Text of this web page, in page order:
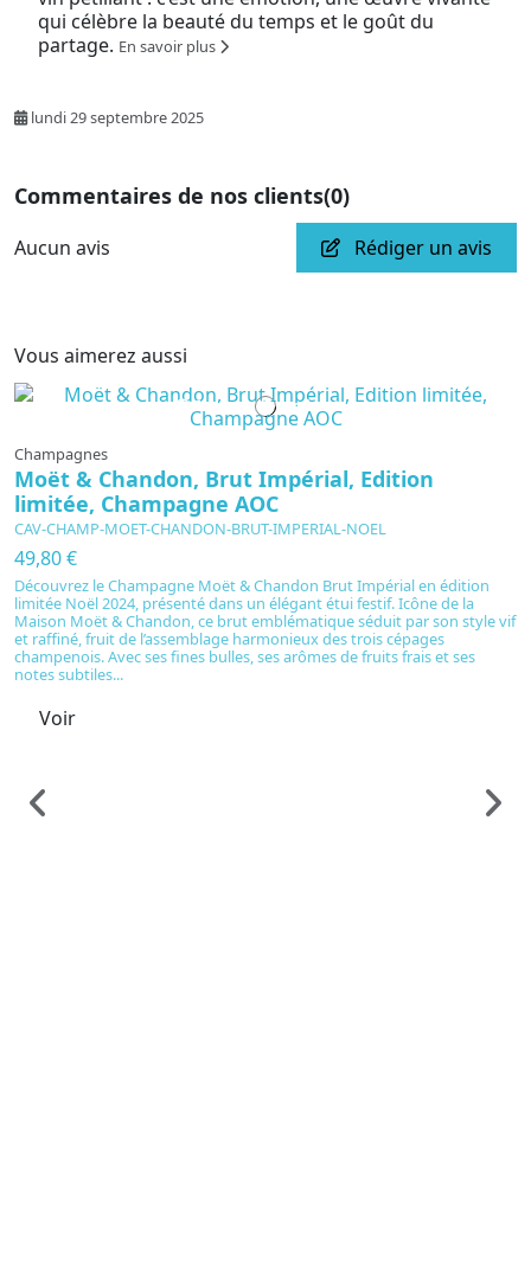
qui célèbre la beauté du temps et le goût du
partage. En savoir plus
lundi 29 septembre 2025
Commentaires de nos clients(0)
Aucun avis Rédiger un avis
Vous aimerez aussi
En cours de production
Champagnes
Moët & Chandon, Brut Impérial, Edition
limitée, Champagne AOC
CAV-CHAMP-MOET-CHANDON-BRUT-IMPERIAL-NOEL
49,80 €
Découvrez le Champagne Moët & Chandon Brut Impérial en édition
limitée Noël 2024, présenté dans un élégant étui festif. Icône de la
Maison Moët & Chandon, ce brut emblématique séduit par son style vif
et raffiné, fruit de l’assemblage harmonieux des trois cépages
champenois. Avec ses fines bulles, ses arômes de fruits frais et ses
notes subtiles...
Voir